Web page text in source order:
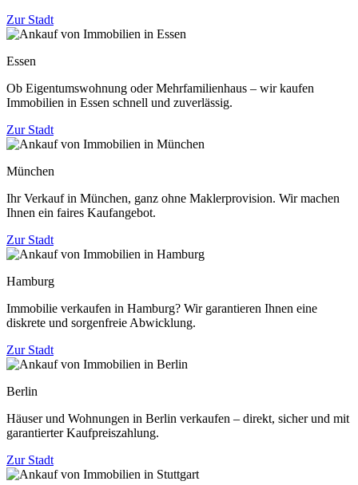
Zur Stadt
Essen
Ob Eigentumswohnung oder Mehrfamilienhaus – wir kaufen
Immobilien in Essen schnell und zuverlässig.
Zur Stadt
München
Ihr Verkauf in München, ganz ohne Maklerprovision. Wir machen
Ihnen ein faires Kaufangebot.
Zur Stadt
Hamburg
Immobilie verkaufen in Hamburg? Wir garantieren Ihnen eine
diskrete und sorgenfreie Abwicklung.
Zur Stadt
Berlin
Häuser und Wohnungen in Berlin verkaufen – direkt, sicher und mit
garantierter Kaufpreiszahlung.
Zur Stadt